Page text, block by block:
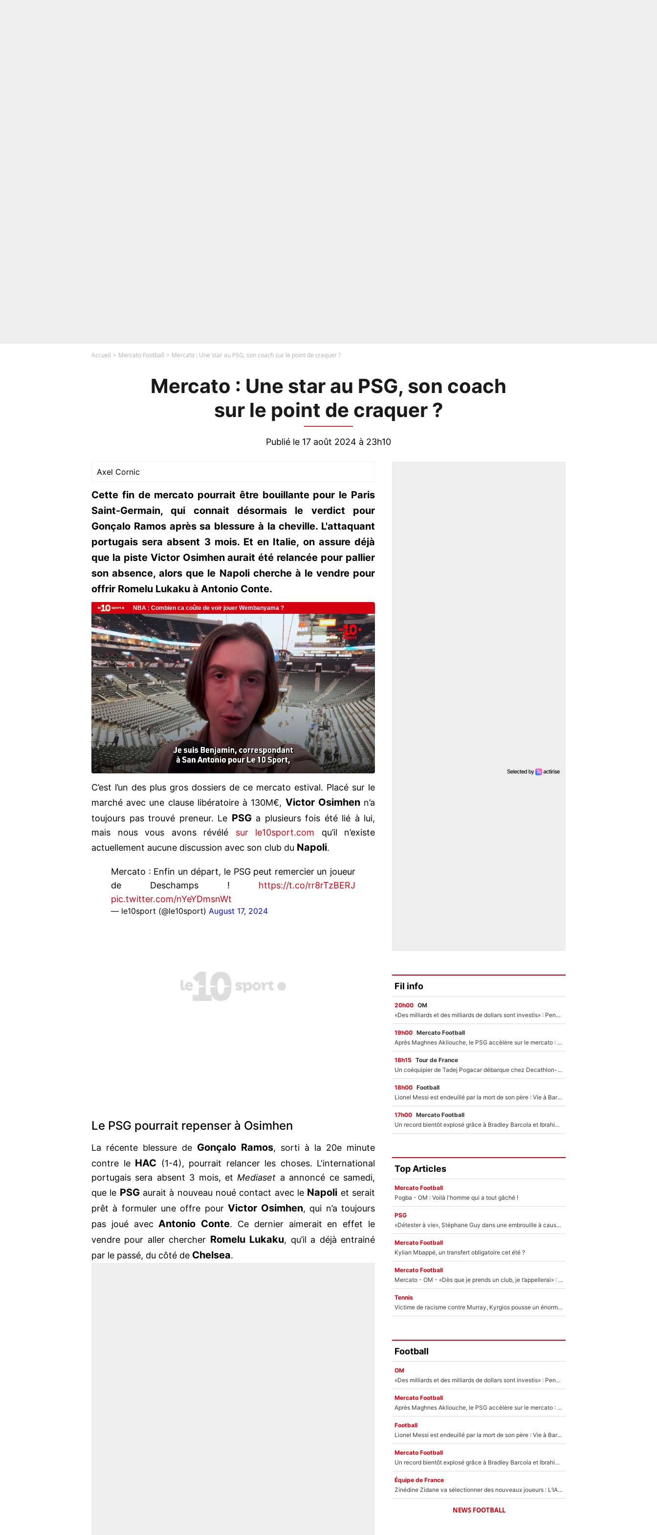
Accueil Mercato Football Mercato : Une star au PSG, son coach sur le point de craquer ?
Mercato : Une star au PSG, son coach
sur le point de craquer ?
Publié le 17 août 2024 à 23h10
Axel Cornic
Cette fin de mercato pourrait être bouillante pour le Paris
Saint-Germain, qui connait désormais le verdict pour
Gonçalo Ramos après sa blessure à la cheville. L'attaquant
portugais sera absent 3 mois. Et en Italie, on assure déjà
que la piste Victor Osimhen aurait été relancée pour pallier
son absence, alors que le Napoli cherche à le vendre pour
offrir Romelu Lukaku à Antonio Conte.
C’est l’un des plus gros dossiers de ce mercato estival. Placé sur le
marché avec une clause libératoire à 130M€, Victor Osimhen n’a
toujours pas trouvé preneur. Le PSG a plusieurs fois été lié à lui,
mais nous vous avons révélé sur le10sport.com qu’il n’existe
actuellement aucune discussion avec son club du Napoli.
Mercato : Enfin un départ, le PSG peut remercier un joueur
de Deschamps ! https://t.co/rr8rTzBERJ
pic.twitter.com/nYeYDmsnWt
— le10sport (@le10sport) August 17, 2024
Le PSG pourrait repenser à Osimhen
La récente blessure de Gonçalo Ramos, sorti à la 20e minute
contre le HAC
(1-4), pourrait relancer les choses. L'international
portugais sera absent 3 mois, etMediaset a annoncé ce samedi,
que le PSG aurait à nouveau noué contact avec le Napoli et serait
prêt à formuler une offre pour Victor Osimhen, qui n’a toujours
pas joué avecAntonio Conte. Ce dernier aimerait en effet le
vendre pour aller chercher Romelu Lukaku, qu’il a déjà entrainé
par le passé, du côté de Chelsea.
Fil info
20h00 OM
«Des milliards et des milliards de dollars sont investis» : Pendant que l'OM est en pleine crise financière, Frank McCourt lance un nouveau projet à 260M€ !
19h00 Mercato Football
Après Maghnes Akliouche, le PSG accèlère sur le mercato : Voilà les deux nouvelles recrues qui vont signer la semaine prochaine ?
18h15 Tour de France
Un coéquipier de Tadej Pogacar débarque chez Decathlon-CMA CGM pour épauler Paul Seixas : «Mes meilleures années sont à venir»
18h00 Football
Lionel Messi est endeuillé par la mort de son père : Vie à Barcelone, transfert au PSG... voilà comment Jorge Messi a joué un rôle essentiel dans sa carrière !
17h00 Mercato Football
Un record bientôt explosé grâce à Bradley Barcola et Ibrahim Mbaye : Le PSG sur le point de réaliser un mercato historique ?
Top Articles
Mercato Football
Pogba - OM : Voilà l'homme qui a tout gâché !
PSG
«Détester à vie», Stéphane Guy dans une embrouille à cause du PSG !
Mercato Football
Kylian Mbappé, un transfert obligatoire cet été ?
Mercato Football
Mercato - OM - «Dès que je prends un club, je t’appellerai» : La promesse de Marcelino au moment de claquer la porte
Tennis
Victime de racisme contre Murray, Kyrgios pousse un énorme coup de gueule !
Football
OM
«Des milliards et des milliards de dollars sont investis» : Pendant que l'OM est en pleine crise financière, Frank McCourt lance un nouveau projet à 260M€ !
Mercato Football
Après Maghnes Akliouche, le PSG accèlère sur le mercato : Voilà les deux nouvelles recrues qui vont signer la semaine prochaine ?
Football
Lionel Messi est endeuillé par la mort de son père : Vie à Barcelone, transfert au PSG... voilà comment Jorge Messi a joué un rôle essentiel dans sa carrière !
Mercato Football
Un record bientôt explosé grâce à Bradley Barcola et Ibrahim Mbaye : Le PSG sur le point de réaliser un mercato historique ?
Équipe de France
Zinédine Zidane va sélectionner des nouveaux joueurs : L’IA dévoile les 5 cracks qui pourraient rapidement le rejoindre en équipe de France !
NEWS FOOTBALL